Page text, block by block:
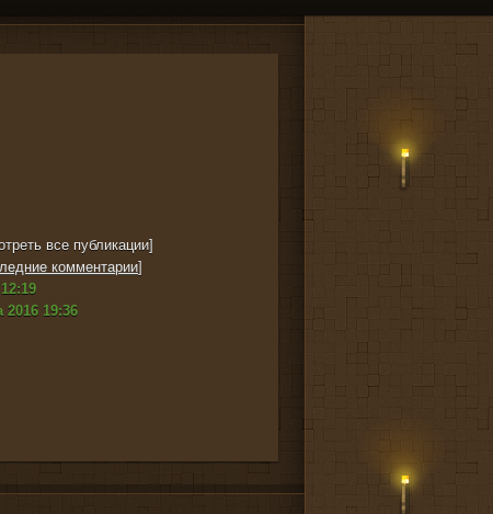
все публикации]
комментарии]
2016 19:36